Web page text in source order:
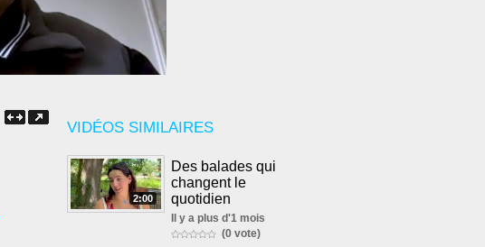
VIDÉOS SIMILAIRES
2:00
Des balades qui
changent le
quotidien
Il y a plus d'1 mois
(0 vote)